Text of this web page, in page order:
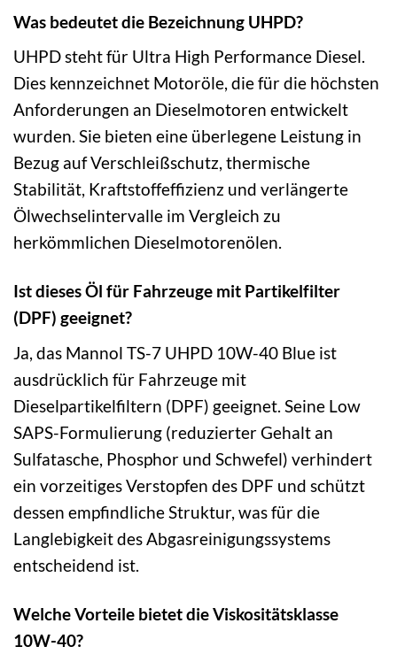
Was bedeutet die Bezeichnung UHPD?
UHPD steht für Ultra High Performance Diesel.
Dies kennzeichnet Motoröle, die für die höchsten
Anforderungen an Dieselmotoren entwickelt
wurden. Sie bieten eine überlegene Leistung in
Bezug auf Verschleißschutz, thermische
Stabilität, Kraftstoffeffizienz und verlängerte
Ölwechselintervalle im Vergleich zu
herkömmlichen Dieselmotorenölen.
Ist dieses Öl für Fahrzeuge mit Partikelfilter
(DPF) geeignet?
Ja, das Mannol TS-7 UHPD 10W-40 Blue ist
ausdrücklich für Fahrzeuge mit
Dieselpartikelfiltern (DPF) geeignet. Seine Low
SAPS-Formulierung (reduzierter Gehalt an
Sulfatasche, Phosphor und Schwefel) verhindert
ein vorzeitiges Verstopfen des DPF und schützt
dessen empfindliche Struktur, was für die
Langlebigkeit des Abgasreinigungssystems
entscheidend ist.
Welche Vorteile bietet die Viskositätsklasse
10W-40?